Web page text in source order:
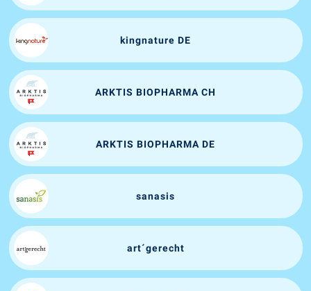
kingnature DE
ARKTIS BIOPHARMA CH
ARKTIS BIOPHARMA DE
sanasis
art´gerecht